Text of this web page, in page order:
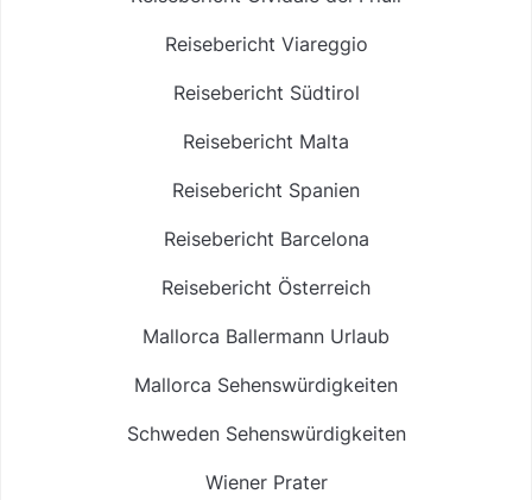
Reisebericht Viareggio
Reisebericht Südtirol
Reisebericht Malta
Reisebericht Spanien
Reisebericht Barcelona
Reisebericht Österreich
Mallorca Ballermann Urlaub
Mallorca Sehenswürdigkeiten
Schweden Sehenswürdigkeiten
Wiener Prater